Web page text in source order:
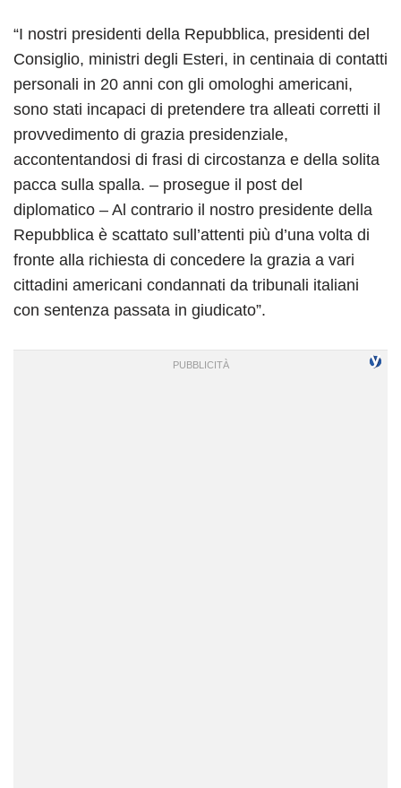
“I nostri presidenti della Repubblica, presidenti del
Consiglio, ministri degli Esteri, in centinaia di contatti
personali in 20 anni con gli omologhi americani,
sono stati incapaci di pretendere tra alleati corretti il
provvedimento di grazia presidenziale,
accontentandosi di frasi di circostanza e della solita
pacca sulla spalla. – prosegue il post del
diplomatico – Al contrario il nostro presidente della
Repubblica è scattato sull’attenti più d’una volta di
fronte alla richiesta di concedere la grazia a vari
cittadini americani condannati da tribunali italiani
con sentenza passata in giudicato”.